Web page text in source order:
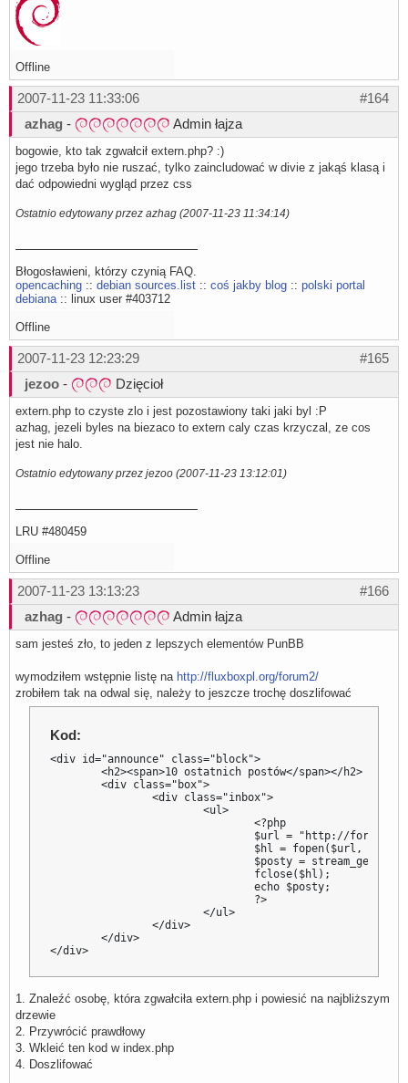
Offline
#164
2007-11-23 11:33:06
azhag - Admin łajza
bogowie, kto tak zgwałcił extern.php? :)
jego trzeba było nie ruszać, tylko zaincludować w divie z jakąś klasą i
dać odpowiedni wygląd przez css
Ostatnio edytowany przez azhag (2007-11-23 11:34:14)
Błogosławieni, którzy czynią FAQ.
opencaching :: debian sources.list :: coś jakby blog :: polski portal
debiana :: linux user #403712
Offline
#165
2007-11-23 12:23:29
jezoo - Dzięcioł
extern.php to czyste zlo i jest pozostawiony taki jaki byl :P
azhag, jezeli byles na biezaco to extern caly czas krzyczal, ze cos
jest nie halo.
Ostatnio edytowany przez jezoo (2007-11-23 13:12:01)
LRU #480459
Offline
#166
2007-11-23 13:13:23
azhag - Admin łajza
sam jesteś zło, to jeden z lepszych elementów PunBB
wymodziłem wstępnie listę na http://fluxboxpl.org/forum2/
zrobiłem tak na odwal się, należy to jeszcze trochę doszlifować
Kod:
<div id="announce" class="block">
        <h2><span>10 ostatnich postów</span></h2>
        <div class="box">
                <div class="inbox">
                        <ul>
                                <?php
$url = "http://
                                $hl = fopen($url, 'r');
$posty =
                                fclose($hl);
                                echo $posty;
                                ?>
                        </ul>
                </div>
        </div>
</div>
1. Znaleźć osobę, która zgwałciła extern.php i powiesić na najbliższym
drzewie
2. Przywrócić prawdłowy
3. Wkleić ten kod w index.php
4. Doszlifować